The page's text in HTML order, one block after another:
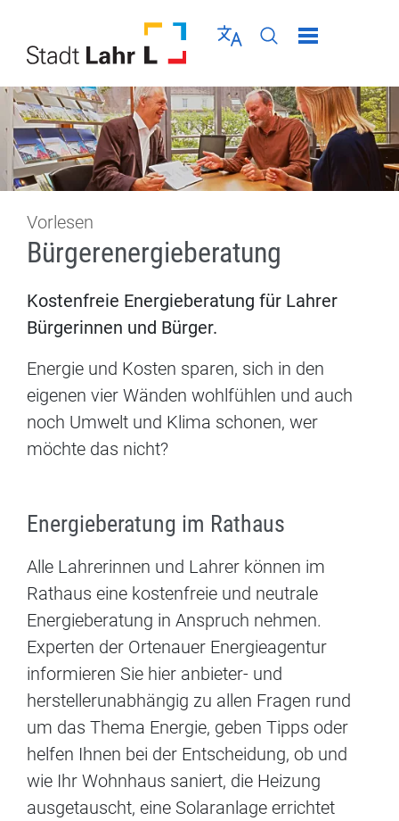
Sprache wählen
Seiten-Suche
Menü schließen
Vorlesen
Bürgerenergieberatung
Kostenfreie Energieberatung für Lahrer
Bürgerinnen und Bürger.
Energie und Kosten sparen, sich in den
eigenen vier Wänden wohlfühlen und auch
noch Umwelt und Klima schonen, wer
möchte das nicht?
Energieberatung im Rathaus
Alle Lahrerinnen und Lahrer können im
Rathaus eine kostenfreie und neutrale
Energieberatung in Anspruch nehmen.
Experten der Ortenauer Energieagentur
informieren Sie hier anbieter- und
herstellerunabhängig zu allen Fragen rund
um das Thema Energie, geben Tipps oder
helfen Ihnen bei der Entscheidung, ob und
wie Ihr Wohnhaus saniert, die Heizung
ausgetauscht, eine Solaranlage errichtet